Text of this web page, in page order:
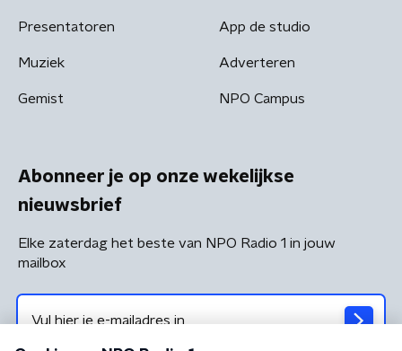
Presentatoren
Muziek
Gemist
App de studio
Adverteren
NPO Campus
Abonneer je op onze wekelijkse
nieuwsbrief
Elke zaterdag het beste van NPO Radio 1 in jouw
mailbox